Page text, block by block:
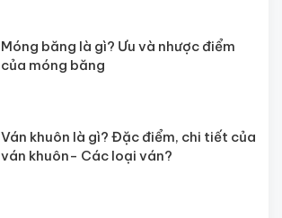
Móng băng là gì? Ưu và nhược điểm
của móng băng
Ván khuôn là gì? Đặc điểm, chi tiết của
ván khuôn- Các loại ván?